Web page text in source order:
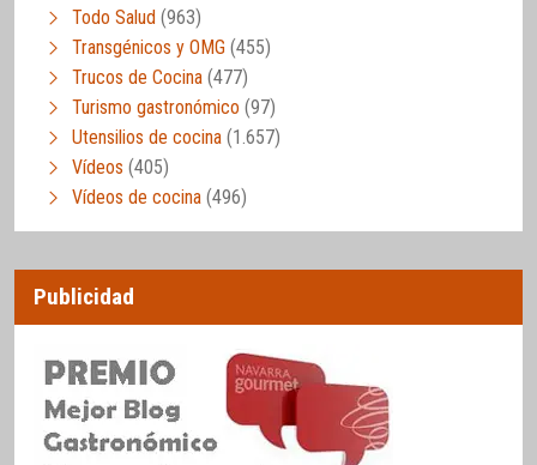
Todo Salud (963)
Transgénicos y OMG (455)
Trucos de Cocina (477)
Turismo gastronómico (97)
Utensilios de cocina (1.657)
Vídeos (405)
Vídeos de cocina (496)
Publicidad